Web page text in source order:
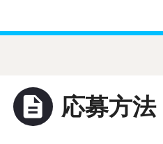
description 応募方法